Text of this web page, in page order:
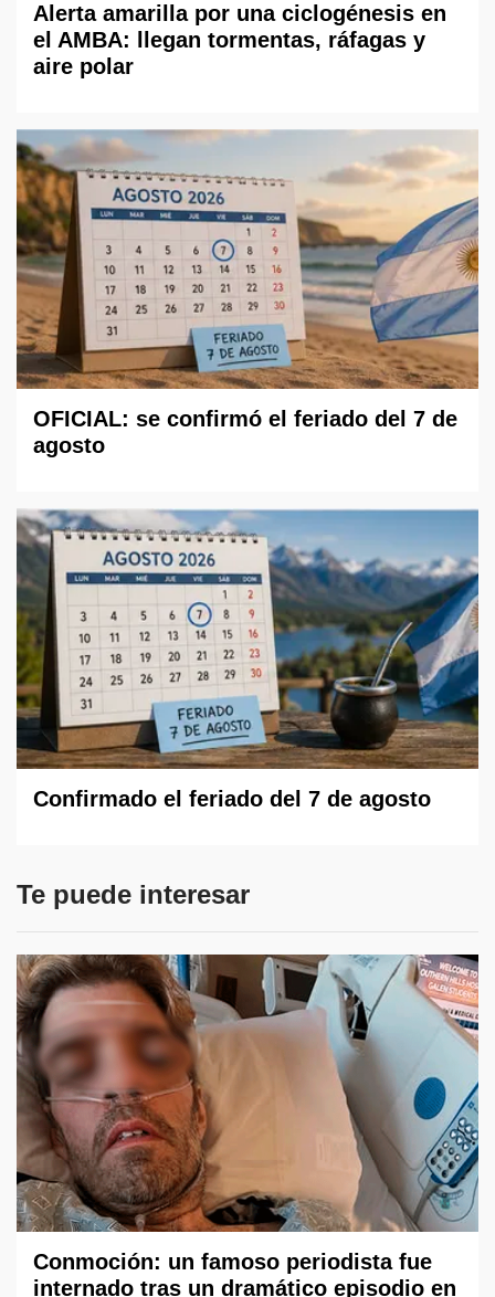
Alerta amarilla por una ciclogénesis en
el AMBA: llegan tormentas, ráfagas y
aire polar
OFICIAL: se confirmó el feriado del 7 de
agosto
Confirmado el feriado del 7 de agosto
Te puede interesar
Conmoción: un famoso periodista fue
internado tras un dramático episodio en